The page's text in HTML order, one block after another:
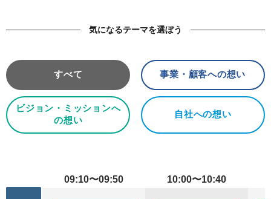
気になるテーマを選ぼう
すべて 事業・顧客への想い
ビジョン・ミッションへ
の想い
自社への想い
09:10〜09:50 10:00〜10:40